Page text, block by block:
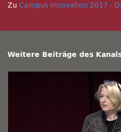
Zu Campus Innovation 2017 -
Weitere Beiträge des